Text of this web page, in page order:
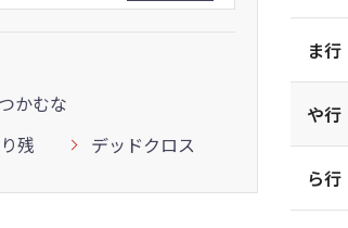
かむな
残 デッドクロス
ま行
や行
ら行